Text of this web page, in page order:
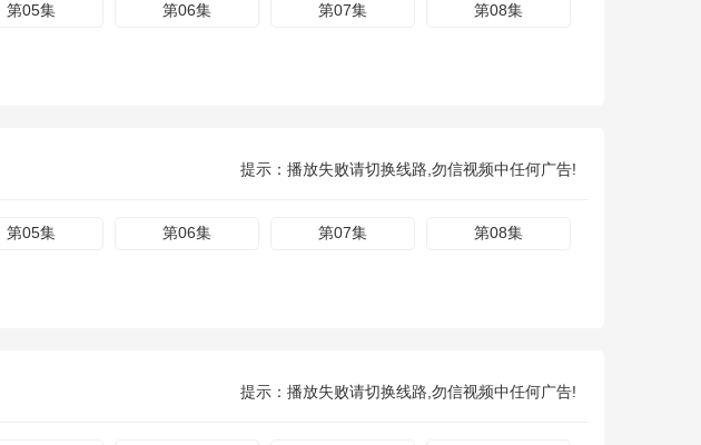
第05集 第06集 第07集 第08集
提示：播放失败请切换线路,勿信视频中任何广告!
第05集 第06集 第07集 第08集
提示：播放失败请切换线路,勿信视频中任何广告!